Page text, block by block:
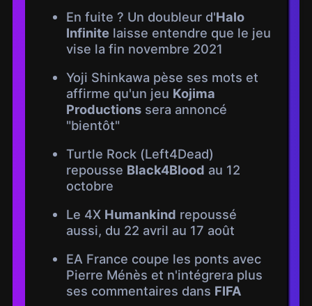
En fuite ? Un doubleur d'Halo
Infinite laisse entendre que le jeu
vise la fin novembre 2021
Yoji Shinkawa pèse ses mots et
affirme qu'un jeu Kojima
Productionssera annoncé
"bientôt"
Turtle Rock (Left4Dead)
repousse Black4Blood au 12
octobre
Le 4X Humankind repoussé
aussi, du 22 avril au 17 août
EA France coupe les ponts avec
Pierre Ménès et n'intégrera plus
ses commentaires dans FIFA